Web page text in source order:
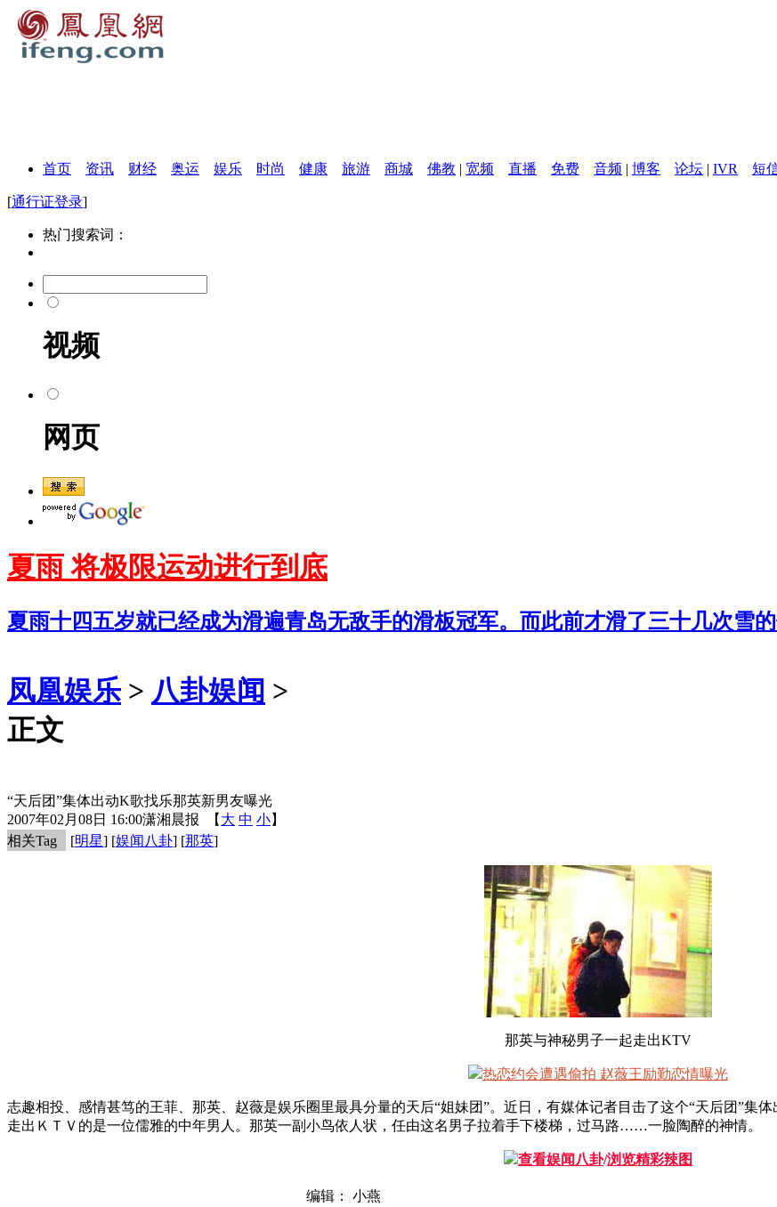
首页 资讯 财经 奥运 娱乐 时尚 健康 旅游 商城 佛教 | 宽频 直播 免费 音频 | 博客 论坛 | IVR 短
[通行证登录]
热门搜索词：
视频
网页
夏雨 将极限运动进行到底
夏雨十四五岁就已经成为滑遍青岛无敌手的滑板冠军。而此前才滑了三十几次雪
凤凰娱乐 > 八卦娱闻 >
正文
“天后团”集体出动K歌找乐那英新男友曝光
2007年02月08日 16:00潇湘晨报 【 大 中 小】
相关Tag
[明星] [娱闻八卦] [那英]
那英与神秘男子一起走出KTV
热恋约会遭遇偷拍 赵薇王励勤恋情曝光
志趣相投、感情甚笃的王菲、那英、赵薇是娱乐圈里最具分量的天后“姐妹团”。近日，有媒体记者目击了这个“天后团”集
走出ＫＴＶ的是一位儒雅的中年男人。那英一副小鸟依人状，任由这名男子拉着手下楼梯，过马路……一脸陶醉的神情。
查看娱闻八卦/浏览精彩辣图
编辑： 小燕